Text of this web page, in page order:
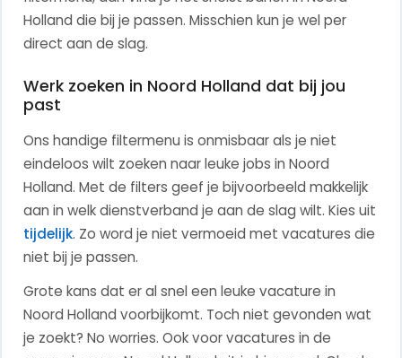
Holland die bij je passen. Misschien kun je wel per
direct aan de slag.
Werk zoeken in Noord Holland dat bij jou
past
Ons handige filtermenu is onmisbaar als je niet
eindeloos wilt zoeken naar leuke jobs in Noord
Holland. Met de filters geef je bijvoorbeeld makkelijk
aan in welk dienstverband je aan de slag wilt. Kies uit
tijdelijk. Zo word je niet vermoeid met vacatures die
niet bij je passen.
Grote kans dat er al snel een leuke vacature in
Noord Holland voorbijkomt. Toch niet gevonden wat
je zoekt? No worries. Ook voor vacatures in de